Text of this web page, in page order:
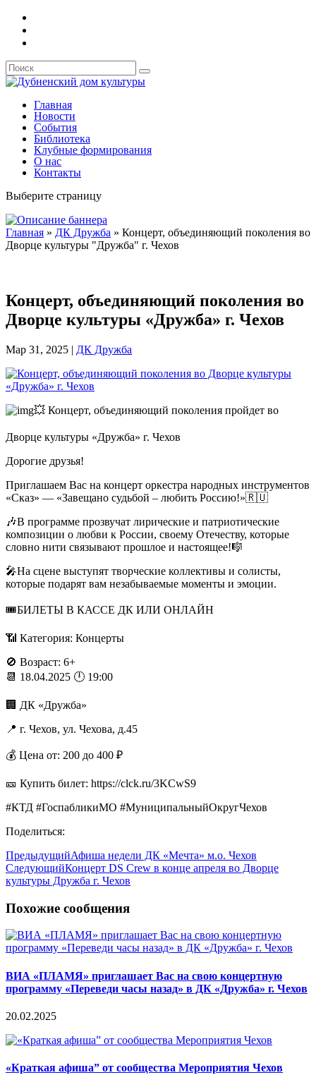
Главная
Новости
События
Библиотека
Клубные формирования
О нас
Контакты
Выберите страницу
Главная » ДК Дружба » Концерт, объединяющий поколения во
Дворце культуры "Дружба" г. Чехов
Концерт, объединяющий поколения во
Дворце культуры «Дружба» г. Чехов
Мар 31, 2025 | ДК Дружба
💥 Концерт, объединяющий поколения пройдет во
Дворце культуры «Дружба» г. Чехов
Дорогие друзья!
Приглашаем Вас на концерт оркестра народных инструментов
«Сказ» — «Завещано судьбой – любить Россию!»🇷🇺
🎶В программе прозвучат лирические и патриотические
композиции о любви к России, своему Отечеству, которые
словно нити связывают прошлое и настоящее!🎼
🎤На сцене выступят творческие коллективы и солисты,
которые подарят вам незабываемые моменты и эмоции.
🎟️БИЛЕТЫ В КАССЕ ДК ИЛИ ОНЛАЙН
📶 Категория: Концерты
🚫 Возраст: 6+
📆 18.04.2025 🕛 19:00
🏢 ДК «Дружба»
📍 г. Чехов, ул. Чехова, д.45
💰 Цена от: 200 до 400 ₽
🎫 Купить билет: https://clck.ru/3KCwS9
#КТД #ГоспабликиМО #МуниципальныйОкругЧехов
Поделиться:
ПредыдущийАфиша недели ДК «Мечта» м.о. Чехов
СледующийКонцерт DS Crew в конце апреля во Дворце
культуры Дружба г. Чехов
Похожие сообщения
ВИА «ПЛАМЯ» приглашает Вас на свою концертную
программу «Переведи часы назад» в ДК «Дружба» г. Чехов
20.02.2025
«Краткая афиша” от сообщества Мероприятия Чехов